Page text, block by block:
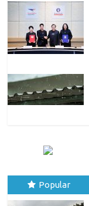
Popular